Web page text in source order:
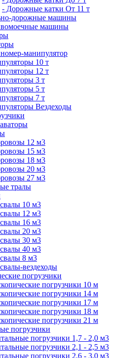
- Дорожные катки От 11 т
дорожные машины
машины
манипулятор
10 т
12 т
3 т
5 т
7 т
Вездеходы
12 м3
15 м3
18 м3
20 м3
27 м3
тралы
10 м3
12 м3
16 м3
20 м3
30 м3
40 м3
8 м3
вездеходы
погрузчики
погрузчики 10 м
погрузчики 14 м
погрузчики 17 м
погрузчики 18 м
погрузчики 21 м
погрузчики
погрузчики 1,7 - 2,0 м3
погрузчики 2,1 - 2,5 м3
погрузчики 2,6 - 3,0 м3